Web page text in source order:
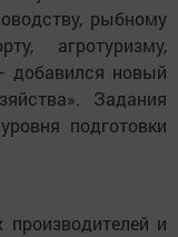
рыбному
агротуризму,
добавился новый
Задания
подготовки
и